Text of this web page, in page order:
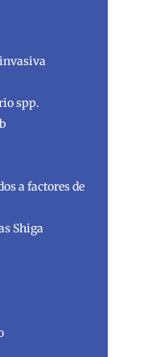
spp.
a factores de
Shiga